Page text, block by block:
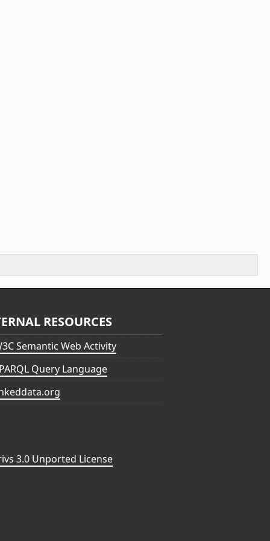
RESOURCES
Semantic Web Activity
Query Language
3.0 Unported License